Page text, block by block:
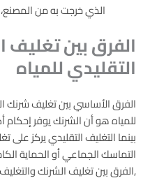
الذي خرجت به من
الفرق بين تغليف
التقليدي للمياه
الفرق الأساسي بين تغليف شرنك
للمياه هو أن الشرنك يوفر إحكام
بينما التغليف التقليدي يركز
التماسك الجماعي أو الحماية
,الفرق بين تغليف الشرنك